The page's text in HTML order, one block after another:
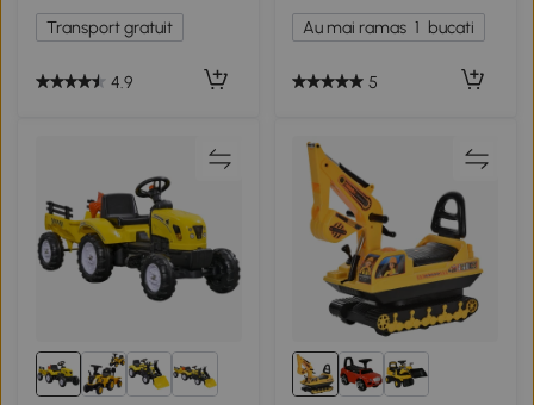
Transport gratuit
4.9
Au mai ramas 1 bucati
5